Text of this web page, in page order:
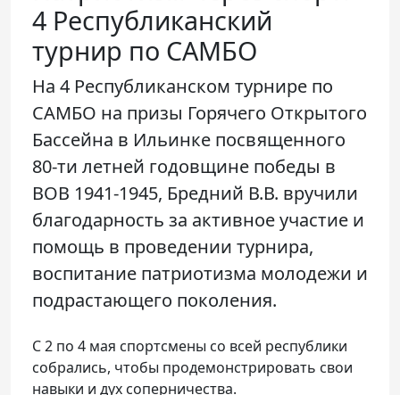
4 Республиканский
турнир по САМБО
На 4 Республиканском турнире по
САМБО на призы Горячего Открытого
Бассейна в Ильинке посвященного
80-ти летней годовщине победы в
ВОВ 1941-1945, Бредний В.В. вручили
благодарность за активное участие и
помощь в проведении турнира,
воспитание патриотизма молодежи и
подрастающего поколения.
С 2 по 4 мая спортсмены со всей республики
собрались, чтобы продемонстрировать свои
навыки и дух соперничества.